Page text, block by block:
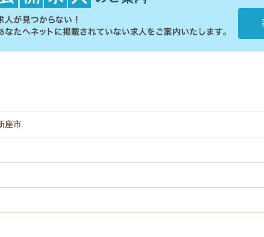
座市